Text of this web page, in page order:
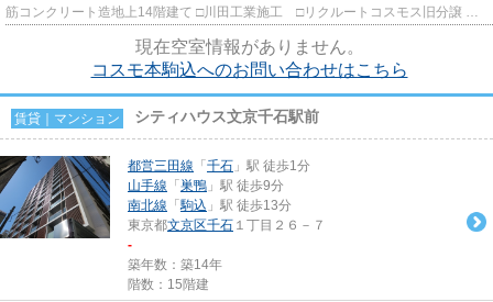
筋コンクリート造地上14階建て □川田工業施工 □リクルートコスモス旧分譲 四
現在空室情報がありません。
コスモ本駒込へのお問い合わせはこちら
賃貸｜マンション シティハウス文京千石駅前
都営三田線 「 千石 」駅 徒歩1分
山手線 「 巣鴨 」駅 徒歩9分
南北線 「駒込 」駅 徒歩13分
東京都文京区千石 １丁目２６－７
-
築年数：築14年
階数：15階建